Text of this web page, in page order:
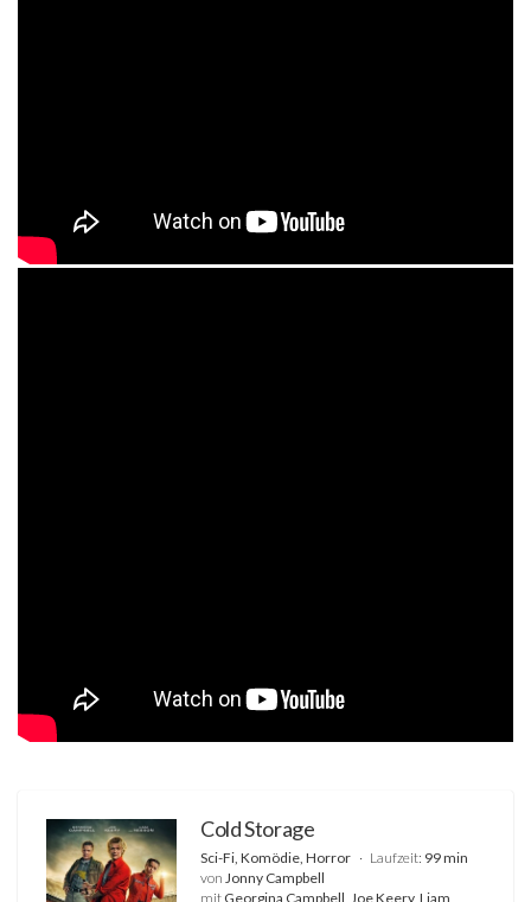
Cold Storage
Sci-Fi, Komödie, Horror Laufzeit: 99 min
von Jonny Campbell
mit Georgina Campbell, Joe Keery, Liam